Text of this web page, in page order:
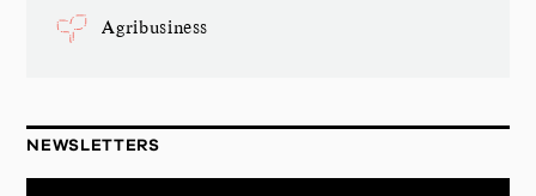
Agribusiness
NEWSLETTERS